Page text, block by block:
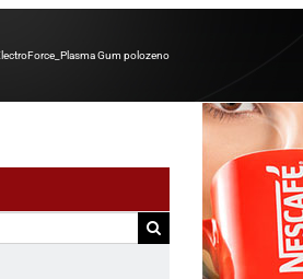
Gum polozeno